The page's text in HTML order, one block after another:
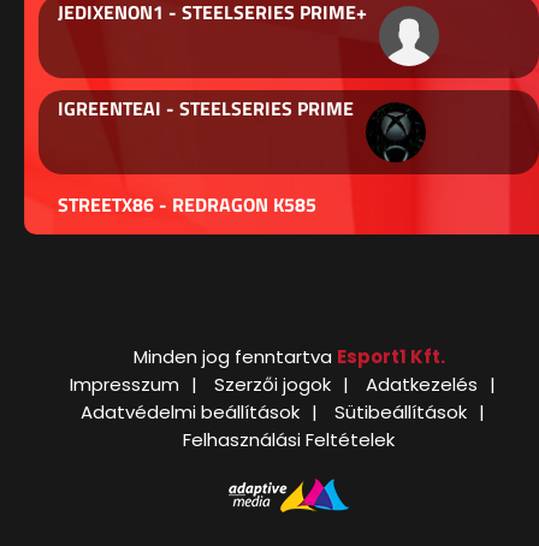
JEDIXENON1 - STEELSERIES PRIME+
IGREENTEAI - STEELSERIES PRIME
STREETX86 - REDRAGON K585
Minden jog fenntartva Esport1 Kft.
Impresszum
Szerzői jogok
Adatkezelés
Adatvédelmi beállítások
Sütibeállítások
Felhasználási Feltételek